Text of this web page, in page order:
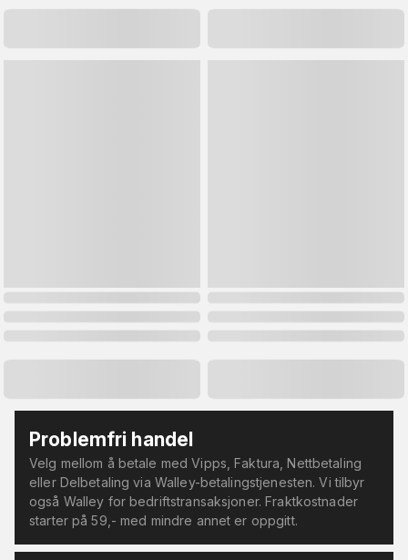
Problemfri handel
Velg mellom å betale med Vipps, Faktura, Nettbetaling
eller Delbetaling via Walley-betalingstjenesten. Vi tilbyr
også Walley for bedriftstransaksjoner. Fraktkostnader
starter på 59,- med mindre annet er oppgitt.